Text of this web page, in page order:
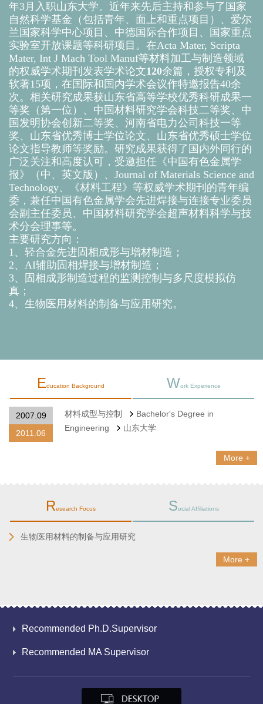
年3月入职山东大学。 近年来先后主持和参与了国家
自然科学基金（包括青年、面上和重点项目）、爱尔
兰国家科学中心项目、中德国际合作项目、国家重点
实验室开放课题等科研项目。在Acta Mater, Scripta
Mater, Int J Mach Tool Manuf等材料加工与制造领域
的权威学术期刊发表学术论文120余篇，授权专利及
软著15项，在国际和国内学术会议作特邀报告40余
次。相关研究成果获山东省高等学校优秀科研成果一
等奖（第一位）、中国材料研究学会科技二等奖、中
国发明协会创新二等奖、河南省电力公司科技一等
奖、山东省优秀博士学位论文、山东省优秀硕士学位
论文指导教师等奖励。研究成果获得了国内外同行的
广泛关注和高度认可，受邀担任《中国有色金属学
报》（中、英文版）、Journal of Materials Science and
Technology、《材料工程》等权威学术期刊的青年编
委，兼任中国有色金属学会先进焊接与连接专业委员
会副主任委员、中国材料研究学会超声材料科学与技
术分会理事等。
主要研究方向：
1、轻合金先进固相成形与增材制造；
2、AI辅助固相焊接与增材制造；
3、固相成形制造过程的监测控制与多尺度模拟仿
真；
4、生物医用材料的制备与应用研究。
Education Background Work Experience
2007.09
2011.06
材料成型与控制
Bachelor's Degree in
Engineering
山东大学
More +
Research Focus Social Affiliations
生物医用材料的制备与应用研究
More +
Recommended Ph.D.Supervisor
Recommended MA Supervisor